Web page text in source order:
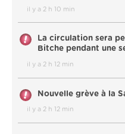
il y a 2 h 10 min
La circulation sera
Bitche pendant une
il y a 2 h 12 min
Nouvelle grève à la
il y a 2 h 12 min